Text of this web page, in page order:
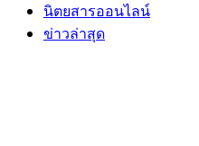
นิตยสารออนไลน์
ข่าวล่าสุด